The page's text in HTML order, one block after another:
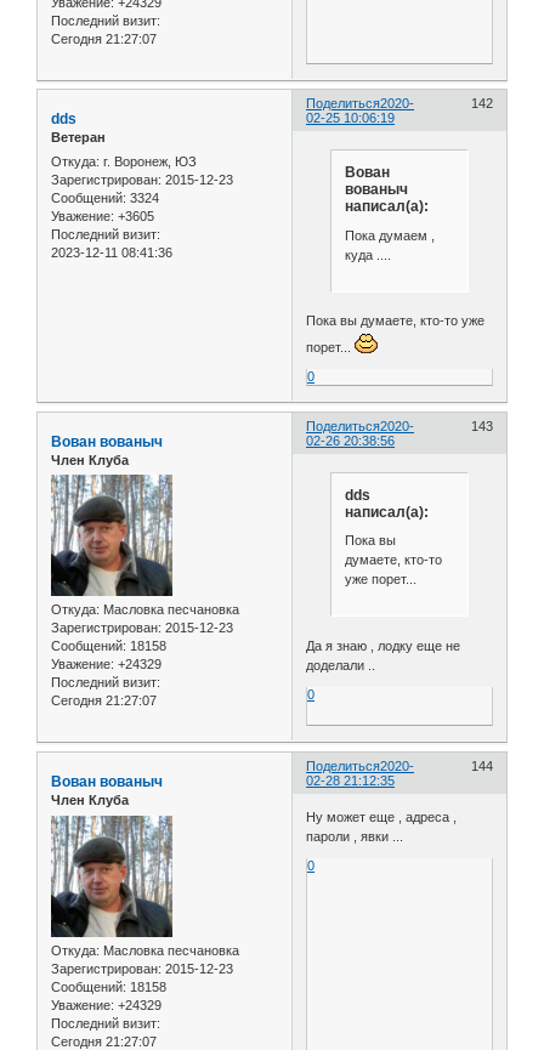
Последний визит:
Сегодня 21:27:07
Поделиться 142
2020-
02-25 10:06:19
dds
Ветеран
Откуда: г. Воронеж, ЮЗ
Зарегистрирован: 2015-12-23
Сообщений: 3324
Уважение: +3605
Последний визит:
2023-12-11 08:41:36
Вован
вованыч
написал(а):
Пока думаем ,
куда ....
Пока вы думаете, кто-то уже
порет...
0
Поделиться 143
2020-
02-26 20:38:56
Вован вованыч
Член Клуба
Откуда: Масловка песчановка
Зарегистрирован: 2015-12-23
Сообщений: 18158
Уважение: +24329
Последний визит:
Сегодня 21:27:07
dds
написал(а):
Пока вы
думаете, кто-то
уже порет...
Да я знаю , лодку еще не
доделали ..
0
Поделиться 144
2020-
02-28 21:12:35
Вован вованыч
Член Клуба
Откуда: Масловка песчановка
Зарегистрирован: 2015-12-23
Сообщений: 18158
Уважение: +24329
Последний визит:
Сегодня 21:27:07
Ну может еще , адреса ,
пароли , явки ...
0